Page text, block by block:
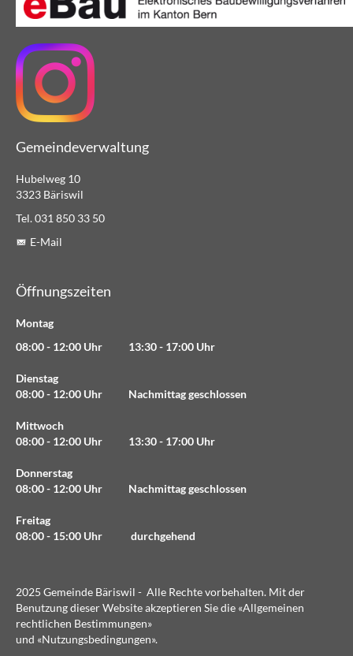
Gemeindeverwaltung
Hubelweg 10
3323 Bäriswil
Tel. 031 850 33 50
E-Mail
Öffnungszeiten
Montag
08:00 - 12:00 Uhr 13:30 - 17:00 Uhr
Dienstag
08:00 - 12:00 Uhr Nachmittag geschlossen
Mittwoch
08:00 - 12:00 Uhr 13:30 - 17:00 Uhr
Donnerstag
08:00 - 12:00 Uhr Nachmittag geschlossen
Freitag
08:00 - 15:00 Uhr durchgehend
2025 Gemeinde Bäriswil - Alle Rechte vorbehalten. Mit der
Benutzung dieser Website akzeptieren Sie die «Allgemeinen
rechtlichen Bestimmungen»
und «Nutzungsbedingungen».